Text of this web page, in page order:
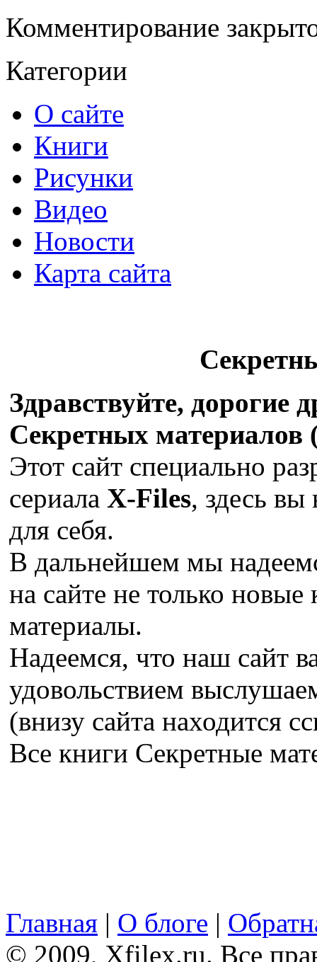
Комментирование
Категории
О сайте
Книги
Рисунки
Видео
Новости
Карта сайта
Здравствуйте, дорогие
Секретных материалов
Этот сайт специально
сериала X-Files, здесь вы
для себя.
В дальнейшем мы
на сайте не только
материалы.
Надеемся, что наш сайт
удовольствием
(внизу сайта находится
Все книги Секретные
Главная | О блоге |
© 2009, Xfilex.ru. Все